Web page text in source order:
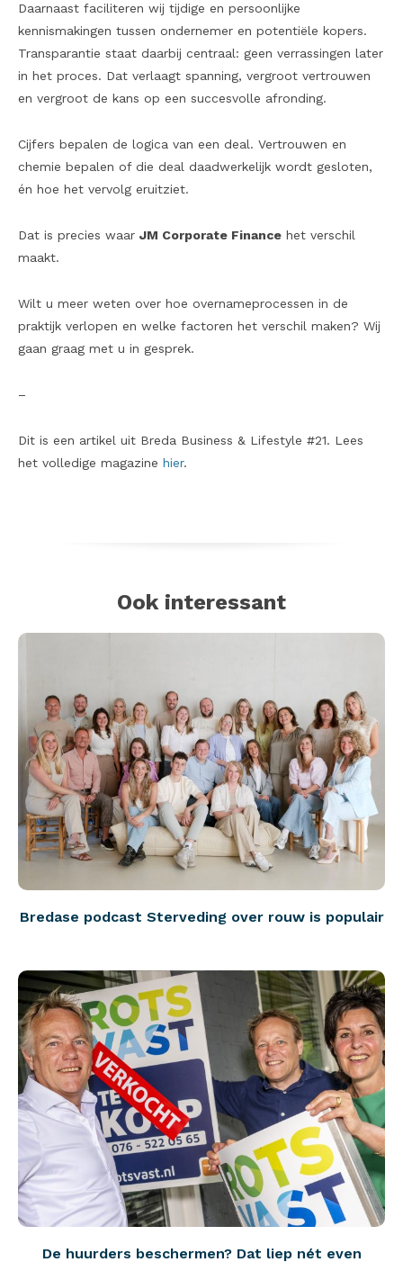
Daarnaast faciliteren wij tijdige en persoonlijke
kennismakingen tussen ondernemer en potentiële kopers.
Transparantie staat daarbij centraal: geen verrassingen later
in het proces. Dat verlaagt spanning, vergroot vertrouwen
en vergroot de kans op een succesvolle afronding.
Cijfers bepalen de logica van een deal. Vertrouwen en
chemie bepalen of die deal daadwerkelijk wordt gesloten,
én hoe het vervolg eruitziet.
Dat is precies waar JM Corporate Finance het verschil
maakt.
Wilt u meer weten over hoe overnameprocessen in de
praktijk verlopen en welke factoren het verschil maken? Wij
gaan graag met u in gesprek.
–
Dit is een artikel uit Breda Business & Lifestyle #21. Lees
het volledige magazine hier.
Ook interessant
Bredase podcast Sterveding over rouw is populair
De huurders beschermen? Dat liep nét even